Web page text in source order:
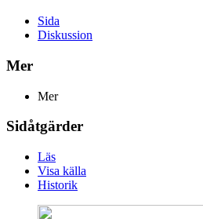
Sida
Diskussion
Mer
Mer
Sidåtgärder
Läs
Visa källa
Historik